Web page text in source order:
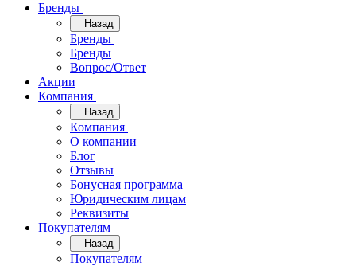
Бренды
Назад
Бренды
Бренды
Вопрос/Ответ
Акции
Компания
Назад
Компания
О компании
Блог
Отзывы
Бонусная программа
Юридическим лицам
Реквизиты
Покупателям
Назад
Покупателям